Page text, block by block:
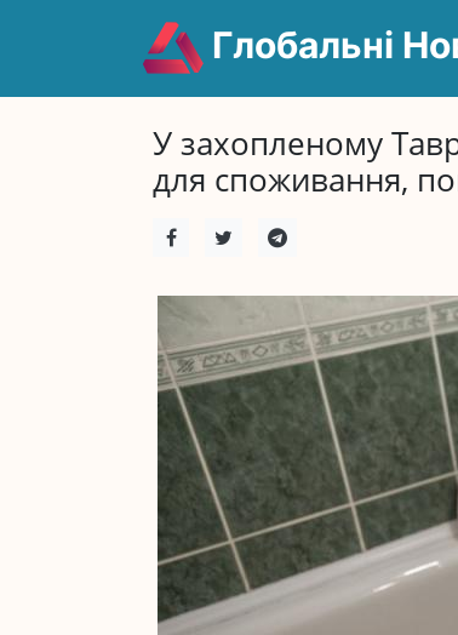
Глобальні
У захопленому
для споживання,